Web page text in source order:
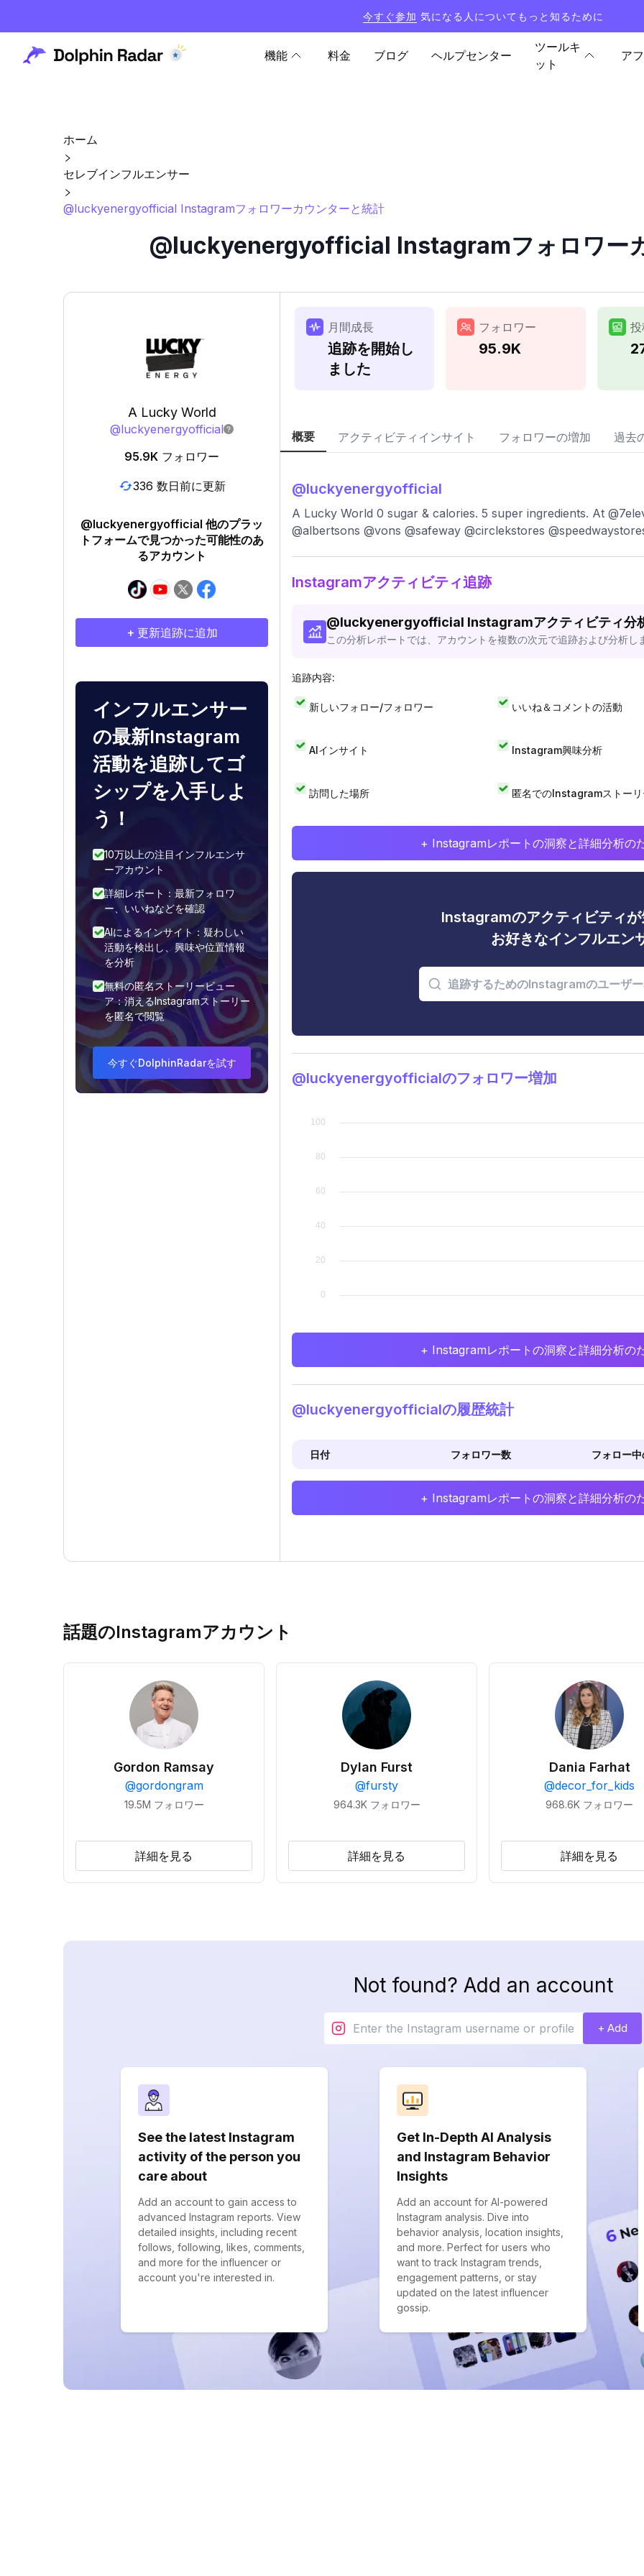
今すぐ参加 気になる人についてもっと知るために
機能 料金 ブログ ヘルプセンター
ツールキ
ット
ア
ホーム
セレブインフルエンサー
@luckyenergyofficial Instagramフォロワーカウンターと統計
@luckyenergyofficial Instagramフォロワー
A Lucky World
@luckyenergyofficial
95.9K フォロワー
336 数日前に更新
@luckyenergyofficial 他のプラッ
トフォームで見つかった可能性のあ
るアカウント
+ 更新追跡に追加
インフルエンサー
の最新Instagram
活動を追跡してゴ
シップを入手しよ
う！
10万以上の注目インフルエンサ
ーアカウント
詳細レポート：最新フォロワ
ー、いいねなどを確認
AIによるインサイト：疑わしい
活動を検出し、興味や位置情報
を分析
無料の匿名ストーリービュー
ア：消えるInstagramストーリー
を匿名で閲覧
今すぐDolphinRadarを試す
月間成長
追跡を開始し
ました
フォロワー
95.9K
概要 アクティビティインサイト フォロワーの増加 過去
@luckyenergyofficial
A Lucky World 0 sugar & calories. 5 super ingredients. At
@albertsons @vons @safeway @circlekstores
Instagramアクティビティ追跡
@luckyenergyofficial Instagramアクティビティ分
この分析レポートでは、アカウントを複数の次元で追跡および分析し
追跡内容:
新しいフォロー/フォロワー いいね＆コメントの活動
AIインサイト Instagram興味分析
訪問した場所 匿名でのInstagramストーリ
+ Instagramレポートの洞察と詳細分析の
Instagramのアクティビティ
お好きなインフルエン
@luckyenergyofficialのフォロワー増加
+ Instagramレポートの洞察と詳細分析の
@luckyenergyofficialの履歴統計
日付 フォロワー数 フォロー
+ Instagramレポートの洞察と詳細分析の
話題のInstagramアカウント
Gordon Ramsay
@gordongram
19.5M フォロワー
詳細を見る
Dylan Furst
@fursty
964.3K フォロワー
詳細を見る
Dania Farhat
@decor_for_kids
968.6K フォロワー
詳細を見る
Not found? Add an account
+ Add
See the latest Instagram
activity of the person you
care about
Add an account to gain access to
advanced Instagram reports. View
detailed insights, including recent
follows, following, likes, comments,
and more for the influencer or
account you're interested in.
Get In-Depth AI Analysis
and Instagram Behavior
Insights
Add an account for AI-powered
Instagram analysis. Dive into
behavior analysis, location insights,
and more. Perfect for users who
want to track Instagram trends,
engagement patterns, or stay
updated on the latest influencer
gossip.